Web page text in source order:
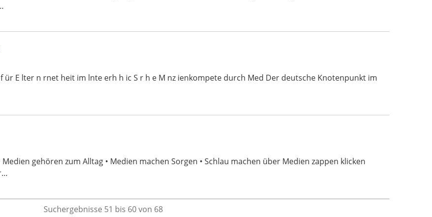
ür E lter n rnet heit im lnte erh h ic S r h e M nz ienkompete durch Med Der deutsche Knotenpunkt im
gehören zum Alltag • Medien machen Sorgen • Schlau machen über Medien zappen klicken
Suchergebnisse 51 bis 60 von 68